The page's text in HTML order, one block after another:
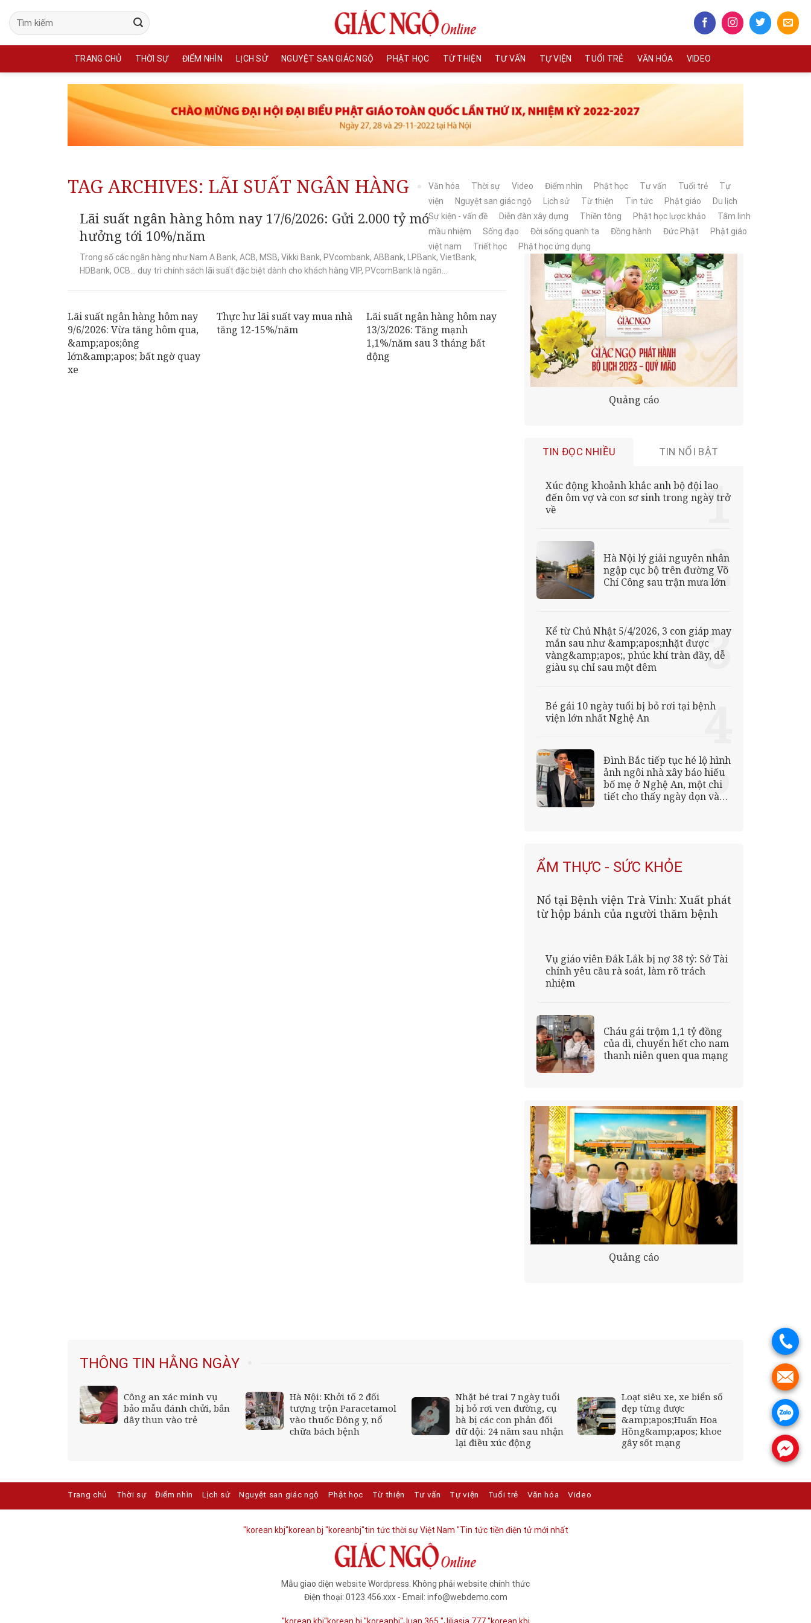
content
TRANG CHỦ THỜI SỰ ĐIỂM NHÌN LỊCH SỬ NGUYỆT SAN GIÁC NGỘ PHẬT HỌC TỪ THIỆN TƯ VẤN TỰ VIỆN TUỔI TRẺ VĂN HÓA VIDEO
TAG ARCHIVES: LÃI SUẤT NGÂN HÀNG Văn hóa Thời sự Video Điểm nhìn Phật học Tư vấn Tuổi trẻ
Tự
viện
Nguyệt san giác ngộ Lịch sử Từ thiện Tin tức Phật giáo
Du lịch
Sự kiện - vấn đề
Diễn đàn xây dựng Thiền tông Phật học lược khảo
Tâm linh
mầu nhiệm
Sống đạo Đời sống quanh ta Đồng hành Đức Phật
Phật giáo
việt nam
Triết học Phật học ứng dụng
Lãi suất ngân hàng hôm nay 17/6/2026: Gửi 2.000 tỷ mới được
hưởng tới 10%/năm
Trong số các ngân hàng như Nam A Bank, ACB, MSB, Vikki Bank, PVcombank, ABBank, LPBank, VietBank,
HDBank, OCB… duy trì chính sách lãi suất đặc biệt dành cho khách hàng VIP, PVcomBank là ngân...
Lãi suất ngân hàng hôm nay
9/6/2026: Vừa tăng hôm qua,
&amp;apos;ông
lớn&amp;apos; bất ngờ quay
xe
Thực hư lãi suất vay mua nhà
tăng 12-15%/năm
Lãi suất ngân hàng hôm nay
13/3/2026: Tăng mạnh
1,1%/năm sau 3 tháng bất
động
Quảng cáo
TIN ĐỌC NHIỀU TIN NỔI BẬT
Xúc động khoảnh khắc anh bộ đội lao
đến ôm vợ và con sơ sinh trong ngày trở
về
Hà Nội lý giải nguyên nhân
ngập cục bộ trên đường Võ
Chí Công sau trận mưa lớn
Kể từ Chủ Nhật 5/4/2026, 3 con giáp may
mắn sau như &amp;apos;nhặt được
vàng&amp;apos;, phúc khí tràn đầy, dễ
giàu sụ chỉ sau một đêm
Bé gái 10 ngày tuổi bị bỏ rơi tại bệnh
viện lớn nhất Nghệ An
Đình Bắc tiếp tục hé lộ hình
ảnh ngôi nhà xây báo hiếu
bố mẹ ở Nghệ An, một chi
tiết cho thấy ngày dọn vào
ẨM THỰC - SỨC KHỎE
Nổ tại Bệnh viện Trà Vinh: Xuất phát
từ hộp bánh của người thăm bệnh
Vụ giáo viên Đắk Lắk bị nợ 38 tỷ: Sở Tài
chính yêu cầu rà soát, làm rõ trách
nhiệm
Cháu gái trộm 1,1 tỷ đồng
của dì, chuyển hết cho nam
thanh niên quen qua mạng
Quảng cáo
THÔNG TIN HẰNG NGÀY
Công an xác minh vụ
bảo mẫu đánh chửi, bắn
dây thun vào trẻ
Hà Nội: Khởi tố 2 đối
tượng trộn Paracetamol
vào thuốc Đông y, nổ
chữa bách bệnh
Nhặt bé trai 7 ngày tuổi
bị bỏ rơi ven đường, cụ
bà bị các con phản đối
dữ dội: 24 năm sau nhận
lại điều xúc động
Loạt siêu xe, xe biển số
đẹp từng được
&amp;apos;Huấn Hoa
Hồng&amp;apos; khoe
gây sốt mạng
Trang chủ Thời sự Điểm nhìn Lịch sử Nguyệt san giác ngộ Phật học Từ thiện Tư vấn Tự viện Tuổi trẻ Văn hóa Video
"korean kbj​"korean bj "koreanbj​"tin tức thời sự Việt Nam "Tin tức tiền điện tử mới nhất​
Mẫu giao diện website Wordpress. Không phải website chính thức
Điện thoại: 0123.456.xxx - Email: info@webdemo.com
.
.
.
.